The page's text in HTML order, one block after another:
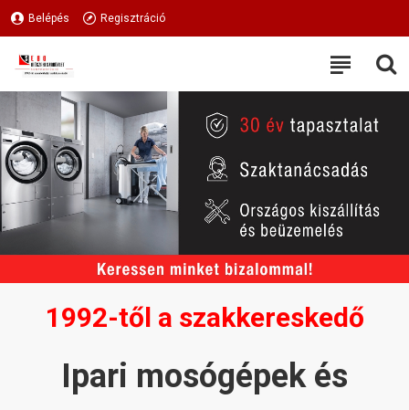
Belépés Regisztráció
1992-től a szakkereskedő
Ipari mosógépek és